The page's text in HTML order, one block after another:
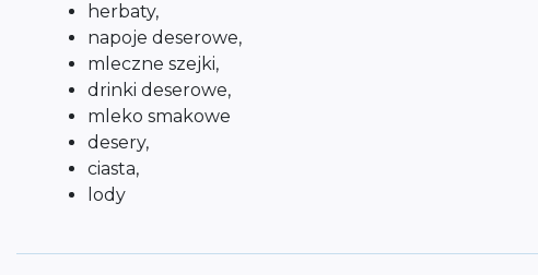
herbaty,
napoje deserowe,
mleczne szejki,
drinki deserowe,
mleko smakowe
desery,
ciasta,
lody